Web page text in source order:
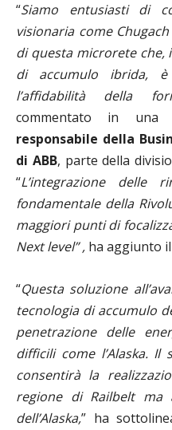
“Siamo entusiasti di
visionaria come
di questa microrete
di accumulo ibrida,
l’affidabilità della
commentato in
responsabile della
di ABB, parte della
“L’integrazione delle
fondamentale della
maggiori punti di
Next level” , ha aggiunto
“Questa soluzione
tecnologia di accumulo
penetrazione delle
difficili come l’Alaska. Il
consentirà la
regione di Railbelt ma
dell’Alaska,” ha